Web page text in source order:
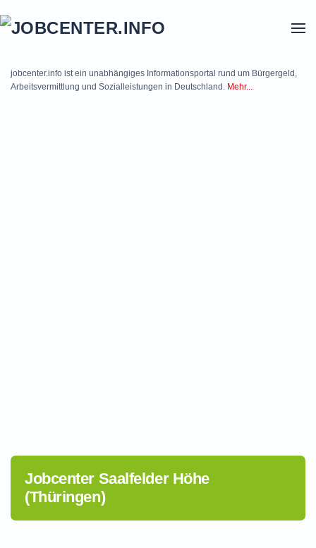
jobcenter.info ist ein unabhängiges Informationsportal rund um Bürgergeld,
Arbeitsvermittlung und Sozialleistungen in Deutschland. Mehr...
Jobcenter Saalfelder Höhe
(Thüringen)